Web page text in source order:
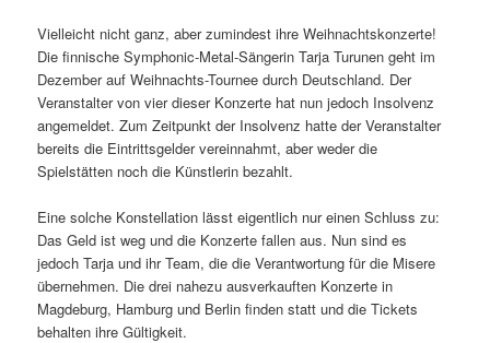
Vielleicht nicht ganz, aber zumindest ihre Weihnachtskonzerte!
Die finnische Symphonic-Metal-Sängerin Tarja Turunen geht im
Dezember auf Weihnachts-Tournee durch Deutschland. Der
Veranstalter von vier dieser Konzerte hat nun jedoch Insolvenz
angemeldet. Zum Zeitpunkt der Insolvenz hatte der Veranstalter
bereits die Eintrittsgelder vereinnahmt, aber weder die
Spielstätten noch die Künstlerin bezahlt.
Eine solche Konstellation lässt eigentlich nur einen Schluss zu:
Das Geld ist weg und die Konzerte fallen aus. Nun sind es
jedoch Tarja und ihr Team, die die Verantwortung für die Misere
übernehmen. Die drei nahezu ausverkauften Konzerte in
Magdeburg, Hamburg und Berlin finden statt und die Tickets
behalten ihre Gültigkeit.